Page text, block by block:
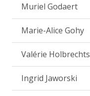
Muriel Godaert
Marie-Alice Gohy
Valérie Holbrechts
Ingrid Jaworski